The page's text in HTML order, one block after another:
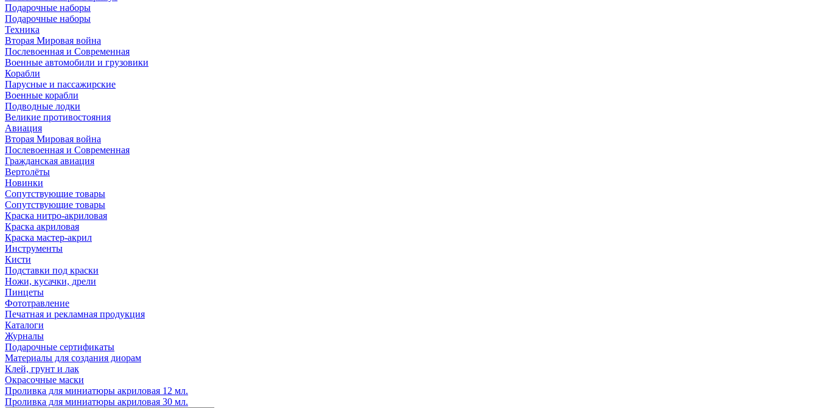
Подарочные наборы
Подарочные наборы
Техника
Вторая Мировая война
Послевоенная и Современная
Военные автомобили и грузовики
Корабли
Парусные и пассажирские
Военные корабли
Подводные лодки
Великие противостояния
Авиация
Вторая Мировая война
Послевоенная и Современная
Гражданская авиация
Вертолёты
Новинки
Сопутствующие товары
Сопутствующие товары
Краска нитро-акриловая
Краска акриловая
Краска мастер-акрил
Инструменты
Кисти
Подставки под краски
Ножи, кусачки, дрели
Пинцеты
Фототравление
Печатная и рекламная продукция
Каталоги
Журналы
Подарочные сертификаты
Материалы для создания диорам
Клей, грунт и лак
Окрасочные маски
Проливка для миниатюры акриловая 12 мл.
Проливка для миниатюры акриловая 30 мл.